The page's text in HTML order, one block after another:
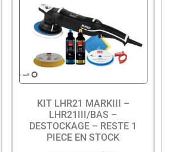
KIT LHR21 MARKIII –
LHR21III/BAS –
DESTOCKAGE – RESTE 1
PIECE EN STOCK